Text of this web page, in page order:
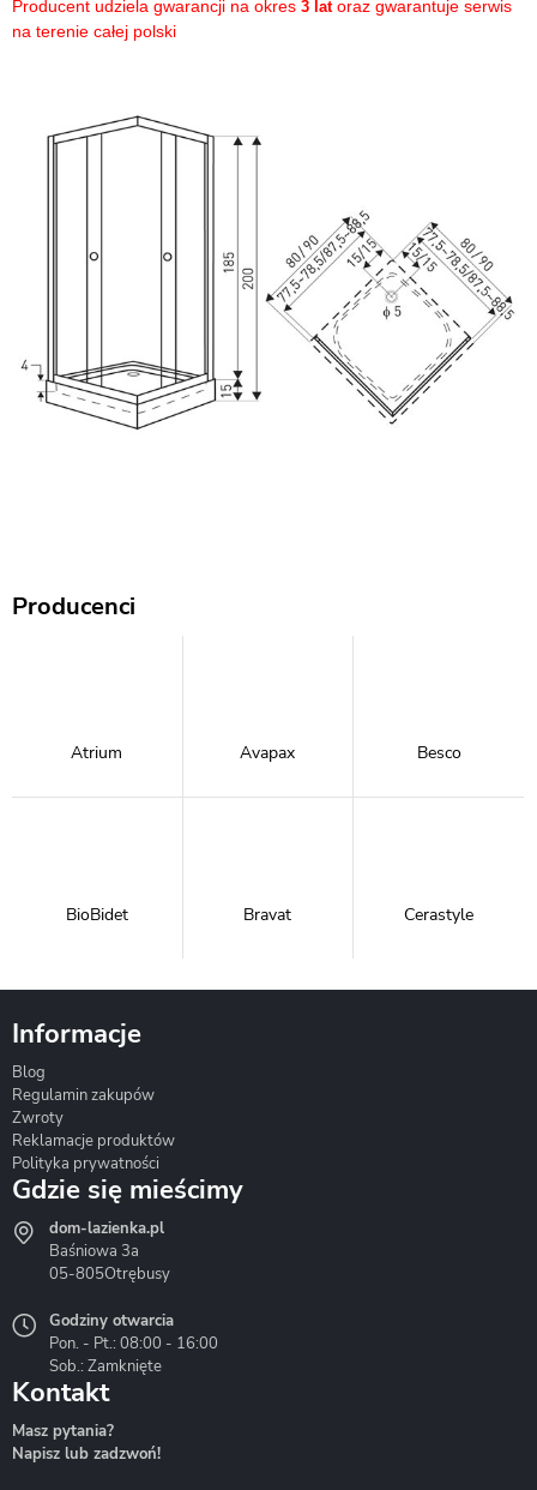
Producent udziela gwarancji na okres 3 latoraz gwarantuje serwis
na terenie całej polski
Producenci
Atrium Avapax Besco
BioBidet Bravat Cerastyle
Hydrostop
Liveno
Informacje
Blog
Regulamin zakupów
Zwroty
Reklamacje produktów
Polityka prywatności
Gdzie się mieścimy
dom-lazienka.pl
Baśniowa 3a
05-805Otrębusy
Godziny otwarcia
Pon. - Pt.: 08:00 - 16:00
Sob.: Zamknięte
Kontakt
Masz pytania?
Napisz lub zadzwoń!